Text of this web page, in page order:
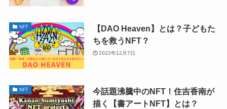
NFT
【DAO Heaven】とは？子どもた
ちを救うNFT？
2022年12月7日
NFT
今話題沸騰中のNFT！住吉香南が
描く【書アートNFT】とは？